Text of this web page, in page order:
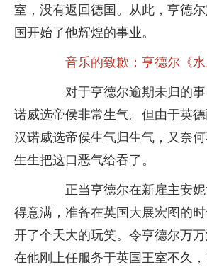
室，没有返回德国。从此，亨德
国开始了他辉煌的事业。
音乐的致歉：亨德尔《
对于亨德尔逾期未归的事
诺威选帝侯非常生气。但由于英德
汉诺威选帝侯生气归生气，又奈
生生把这口恶气给吞了。
正当亨德尔在新雇主安妮
得意满，准备在英国大展宏图的
开了个天大的玩笑。令亨德尔万万
在他刚上任服务于英国王室不久